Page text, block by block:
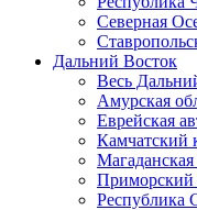
Северная
Дальний Восток
Весь
Амурская
Еврейская
Камчатский
Магаданская
Приморский
Республика